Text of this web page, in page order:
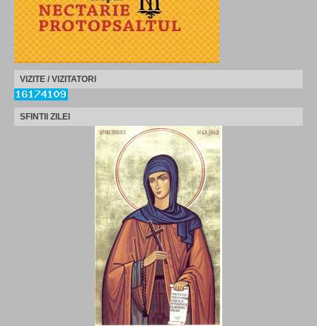
VIZITE / VIZITATORI
SFINTII ZILEI